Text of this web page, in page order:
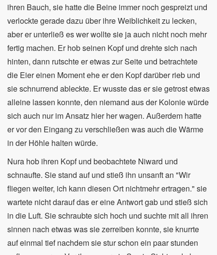
ihren Bauch, sie hatte die Beine immer noch gespreizt und
verlockte gerade dazu über ihre Weiblichkeit zu lecken,
aber er unterließ es wer wollte sie ja auch nicht noch mehr
fertig machen. Er hob seinen Kopf und drehte sich nach
hinten, dann rutschte er etwas zur Seite und betrachtete
die Eier einen Moment ehe er den Kopf darüber rieb und
sie schnurrend ableckte. Er wusste das er sie getrost etwas
alleine lassen konnte, den niemand aus der Kolonie würde
sich auch nur im Ansatz hier her wagen. Außerdem hatte
er vor den Eingang zu verschließen was auch die Wärme
in der Höhle halten würde.
Nura hob ihren Kopf und beobachtete Niward und
schnaufte. Sie stand auf und stieß ihn unsanft an "Wir
fliegen weiter, ich kann diesen Ort nichtmehr ertragen." sie
wartete nicht darauf das er eine Antwort gab und stieß sich
in die Luft. Sie schraubte sich hoch und suchte mit all ihren
sinnen nach etwas was sie zerreiben konnte, sie knurrte
auf einmal tief nachdem sie stur schon ein paar stunden